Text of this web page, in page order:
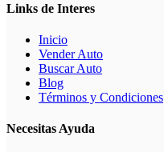
Links de Interes
Inicio
Vender Auto
Buscar Auto
Blog
Términos y Condiciones
Necesitas Ayuda